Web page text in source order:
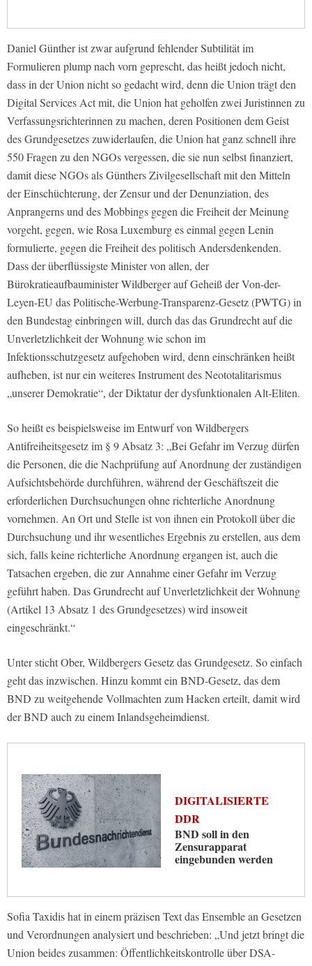
Daniel Günther ist zwar aufgrund fehlender Subtilität im
Formulieren plump nach vorn geprescht, das heißt jedoch nicht,
dass in der Union nicht so gedacht wird, denn die Union trägt den
Digital Services Act mit, die Union hat geholfen zwei Juristinnen zu
Verfassungsrichterinnen zu machen, deren Positionen dem Geist
des Grundgesetzes zuwiderlaufen, die Union hat ganz schnell ihre
550 Fragen zu den NGOs vergessen, die sie nun selbst finanziert,
damit diese NGOs als Günthers Zivilgesellschaft mit den Mitteln
der Einschüchterung, der Zensur und der Denunziation, des
Anprangerns und des Mobbings gegen die Freiheit der Meinung
vorgeht, gegen, wie Rosa Luxemburg es einmal gegen Lenin
formulierte, gegen die Freiheit des politisch Andersdenkenden.
Dass der überflüssigste Minister von allen, der
Bürokratieaufbauminister Wildberger auf Geheiß der Von-der-
Leyen-EU das Politische-Werbung-Transparenz-Gesetz (PWTG) in
den Bundestag einbringen will, durch das das Grundrecht auf die
Unverletzlichkeit der Wohnung wie schon im
Infektionsschutzgesetz aufgehoben wird, denn einschränken heißt
aufheben, ist nur ein weiteres Instrument des Neototalitarismus
„unserer Demokratie“, der Diktatur der dysfunktionalen Alt-Eliten.
So heißt es beispielsweise im Entwurf von Wildbergers
Antifreiheitsgesetz im § 9 Absatz 3: „Bei Gefahr im Verzug dürfen
die Personen, die die Nachprüfung auf Anordnung der zuständigen
Aufsichtsbehörde durchführen, während der Geschäftszeit die
erforderlichen Durchsuchungen ohne richterliche Anordnung
vornehmen. An Ort und Stelle ist von ihnen ein Protokoll über die
Durchsuchung und ihr wesentliches Ergebnis zu erstellen, aus dem
sich, falls keine richterliche Anordnung ergangen ist, auch die
Tatsachen ergeben, die zur Annahme einer Gefahr im Verzug
geführt haben. Das Grundrecht auf Unverletzlichkeit der Wohnung
(Artikel 13 Absatz 1 des Grundgesetzes) wird insoweit
eingeschränkt.“
Unter sticht Ober, Wildbergers Gesetz das Grundgesetz. So einfach
geht das inzwischen. Hinzu kommt ein BND-Gesetz, das dem
BND zu weitgehende Vollmachten zum Hacken erteilt, damit wird
der BND auch zu einem Inlandsgeheimdienst.
DIGITALISIERTE
DDR
BND soll in den
Zensurapparat
eingebunden werden
Sofia Taxidis hat in einem präzisen Text das Ensemble an Gesetzen
und Verordnungen analysiert und beschrieben: „Und jetzt bringt die
Union beides zusammen: Öffentlichkeitskontrolle über DSA-